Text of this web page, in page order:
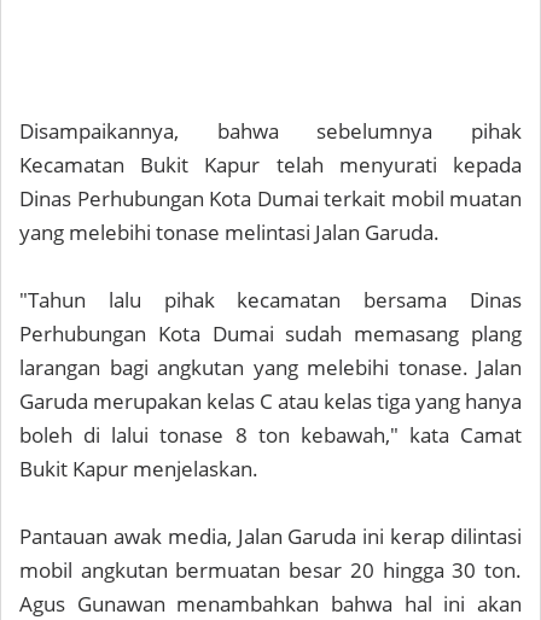
Disampaikannya, bahwa sebelumnya pihak
Kecamatan Bukit Kapur telah menyurati kepada
Dinas Perhubungan Kota Dumai terkait mobil muatan
yang melebihi tonase melintasi Jalan Garuda.
"Tahun lalu pihak kecamatan bersama Dinas
Perhubungan Kota Dumai sudah memasang plang
larangan bagi angkutan yang melebihi tonase. Jalan
Garuda merupakan kelas C atau kelas tiga yang hanya
boleh di lalui tonase 8 ton kebawah," kata Camat
Bukit Kapur menjelaskan.
Pantauan awak media, Jalan Garuda ini kerap dilintasi
mobil angkutan bermuatan besar 20 hingga 30 ton.
Agus Gunawan menambahkan bahwa hal ini akan